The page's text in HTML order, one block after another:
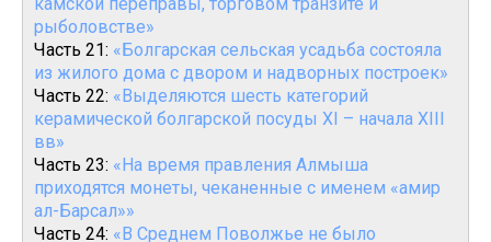
рыболовстве»
Часть 21: «Болгарская сельская усадьба состояла
из жилого дома с двором и надворных построек»
Часть 22: «Выделяются шесть категорий
керамической болгарской посуды XI – начала XIII
вв»
Часть 23: «На время правления Алмыша
приходятся монеты, чеканенные с именем «амир
ал-Барсал»»
Часть 24: «В Среднем Поволжье не было